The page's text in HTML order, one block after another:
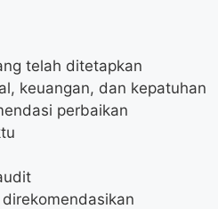
telah ditetapkan
keuangan, dan kepatuhan
perbaikan